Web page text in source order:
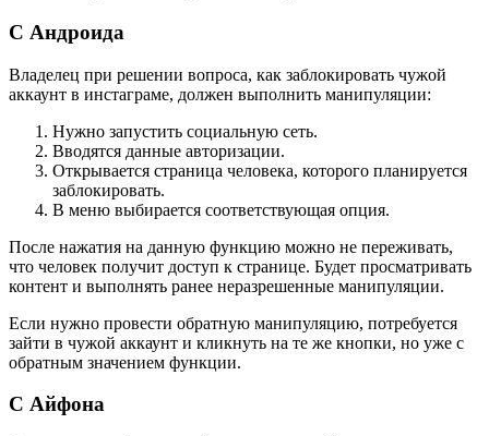
С Андроида
Владелец при решении вопроса, как заблокировать чужой
аккаунт в инстаграме, должен выполнить манипуляции:
Нужно запустить социальную сеть.
Вводятся данные авторизации.
Открывается страница человека, которого планируется
заблокировать.
В меню выбирается соответствующая опция.
После нажатия на данную функцию можно не переживать,
что человек получит доступ к странице. Будет просматривать
контент и выполнять ранее неразрешенные манипуляции.
Если нужно провести обратную манипуляцию, потребуется
зайти в чужой аккаунт и кликнуть на те же кнопки, но уже с
обратным значением функции.
С Айфона